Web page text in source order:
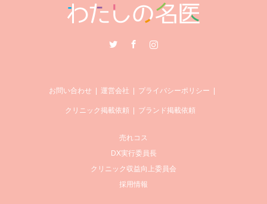
Instagram
お問い合わせ 運営会社 プライバシーポリシー
クリニック掲載依頼 ブランド掲載依頼
売れコス
DX実行委員長
クリニック収益向上委員会
採用情報